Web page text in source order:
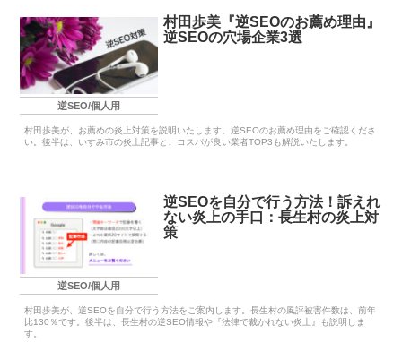
逆SEO/個人用
村田歩美『逆SEOのお薦め理由』
逆SEOの穴場企業3選
村田歩美が、お薦めの炎上対策を説明いたします。逆SEOのお薦め理由をご確認くださ
い。後半は、いすみ市の炎上記事と、コスパが良い業者TOP3も解説いたします。
逆SEO/個人用
逆SEOを自分で行う方法！訴えれ
ない炎上の手口：長生村の炎上対
策
村田歩美が、逆SEOを自分で行う方法をご案内します。長生村の風評被害件数は、前年
比130％です。後半は、長生村の逆SEO情報や『法律で裁かれない炎上』も説明しま
す。